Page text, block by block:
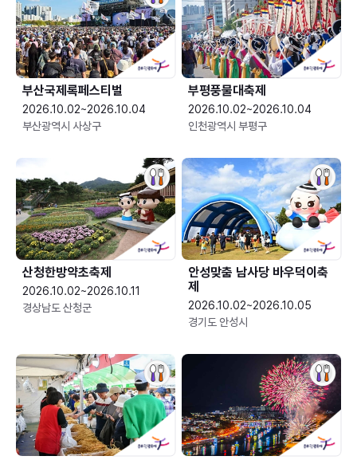
부산국제록페스티벌
2026.10.02~2026.10.04
부산광역시 사상구
부평풍물대축제
2026.10.02~2026.10.04
인천광역시 부평구
산청한방약초축제
2026.10.02~2026.10.11
경상남도 산청군
안성맞춤 남사당 바우덕이축
제
2026.10.02~2026.10.05
경기도 안성시